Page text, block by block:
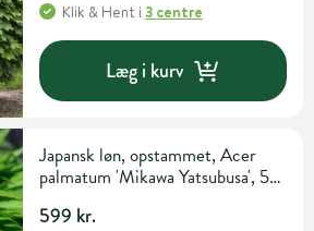
Klik & Hent i3 centre
Læg i kurv
Japansk løn, opstammet, Acer
palmatum 'Mikawa Yatsubusa', 5
599 kr.